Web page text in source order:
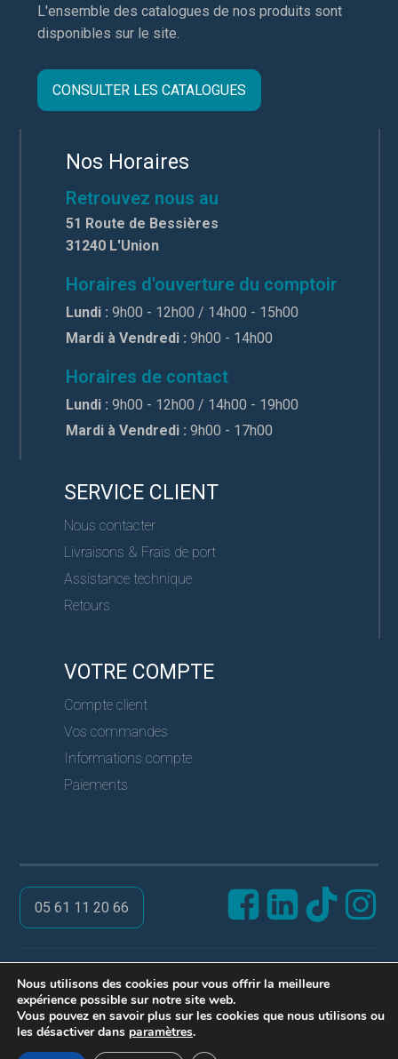
L'ensemble des catalogues de nos produits sont
disponibles sur le site.
CONSULTER LES CATALOGUES
Nos Horaires
Retrouvez nous au
51 Route de Bessières
31240 L'Union
Horaires d'ouverture du comptoir
Lundi : 9h00 - 12h00 / 14h00 - 15h00
Mardi à Vendredi : 9h00 - 14h00
Horaires de contact
Lundi : 9h00 - 12h00 / 14h00 - 19h00
Mardi à Vendredi : 9h00 - 17h00
SERVICE CLIENT
Nous contacter
Livraisons & Frais de port
Assistance technique
Retours
VOTRE COMPTE
Compte client
Vos commandes
Informations compte
Paiements
05 61 11 20 66
@ PRO SERVICES CLES
Réalisation ARPEGA
Mentions légales
Nous utilisons des cookies pour vous offrir la meilleure
expérience possible sur notre site web.
Vous pouvez en savoir plus sur les cookies que nous utilisons ou
les désactiver dans paramètres.